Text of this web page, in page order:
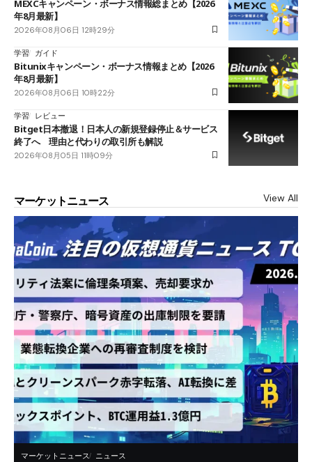
MEXCキャンペーン・ボーナス情報総まとめ【2026
年8月最新】
2026年08月06日 12時29分
学習 ガイド
Bitunixキャンペーン・ボーナス情報まとめ【2026
年8月最新】
2026年08月06日 10時22分
学習 レビュー
Bitget日本撤退！日本人の新規登録停止＆サービス
終了へ 理由と代わりの取引所も解説
2026年08月05日 11時09分
マーケットニュース View All
マーケットニュース ニュース